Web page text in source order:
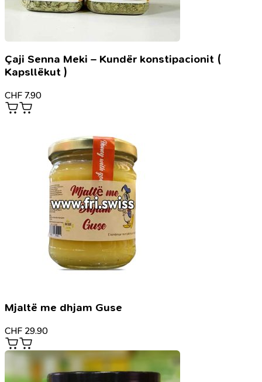
Çaji Senna Meki – Kundër konstipacionit (
Kapsllëkut )
CHF 7.90
Mjaltë me dhjam Guse
CHF 29.90